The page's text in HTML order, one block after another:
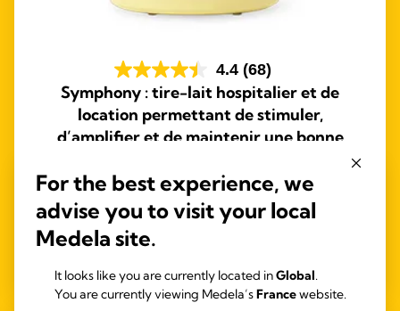
4.4 (68)
Symphony : tire-lait hospitalier et de
location permettant de stimuler,
d’amplifier et de maintenir une bonne
S’appuyant sur des dizaines d’années de recherches, le
tire-lait Symphony est conçu pour vous aider à exprimer
suffisamment de lait pour favoriser l’allaitement de votre
bébé. Avec un confort exceptionnel et une efficacité
For the best experience, we
advise you to visit your local
Medela site.
It looks like you are currently located inGlobal.
You are currently viewing Medela’sFrancewebsite.